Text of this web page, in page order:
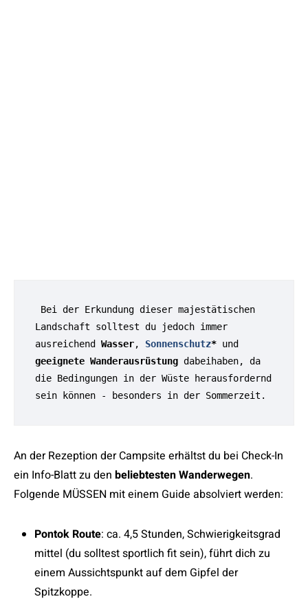
Landschaft solltest du jedoch immer
ausreichend Wasser, Sonnenschutz*
geeignete Wanderausrüstung dabeihaben, da
die Bedingungen in der Wüste herausfordernd
sein können - besonders in der Sommerzeit.
An der Rezeption der Campsite erhältst du bei Check-In
ein Info-Blatt zu den beliebtesten Wanderwegen.
Folgende MÜSSEN mit einem Guide absolviert werden:
Pontok Route: ca. 4,5 Stunden, Schwierigkeitsgrad
mittel (du solltest sportlich fit sein), führt dich zu
einem Aussichtspunkt auf dem Gipfel der
Spitzkoppe.